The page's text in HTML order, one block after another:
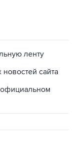
ленту
сайта